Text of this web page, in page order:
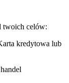
twoich celów:
kredytowa lub